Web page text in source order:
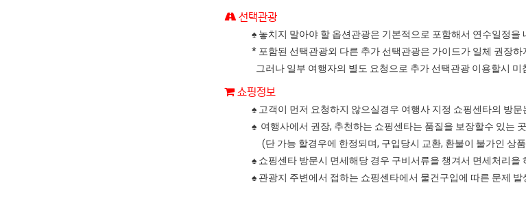
선택관광
♠ 놓치지 말아야 할 옵션관광은 기본적으로 포함해서 연수일정을
* 포함된 선택관광외 다른 추가 선택관광은 가이드가 일체 권장하
그러나 일부 여행자의 별도 요청으로 추가 선택관광 이용할시
쇼핑정보
♠ 고객이 먼저 요청하지 않으실경우 여행사 지정 쇼핑센타의 방문
♠ 여행사에서 권장, 추천하는 쇼핑센타는 품질을 보장할수 있는
(단 가능 할경우에 한정되며, 구입당시 교환, 환불이 불가인 상
♠ 쇼핑센타 방문시 면세해당 경우 구비서류을 챙겨서 면세처리을
♠ 관광지 주변에서 접하는 쇼핑센타에서 물건구입에 따른 문제